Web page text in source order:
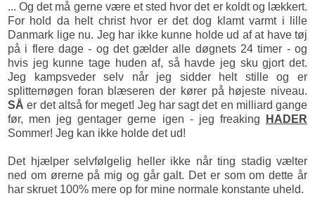
... Og det må gerne være et sted hvor det er koldt og lækkert.
For hold da helt christ hvor er det dog klamt varmt i lille
Danmark lige nu. Jeg har ikke kunne holde ud af at have tøj
på i flere dage - og det gælder alle døgnets 24 timer - og
hvis jeg kunne tage huden af, så havde jeg sku gjort det.
Jeg kampsveder selv når jeg sidder helt stille og er
splitternøgen foran blæseren der kører på højeste niveau.
SÅ er det altså for meget! Jeg har sagt det en milliard gange
før, men jeg gentager gerne igen - jeg freaking
HADER
Sommer! Jeg kan ikke holde det ud!
Det hjælper selvfølgelig heller ikke når ting stadig vælter
ned om ørerne på mig og går galt. Det er som om dette år
har skruet 100% mere op for mine normale konstante uheld.